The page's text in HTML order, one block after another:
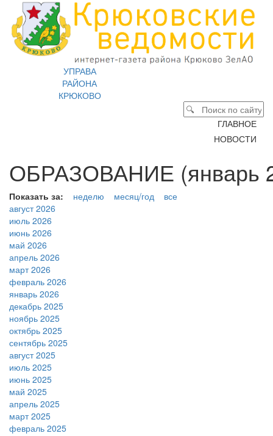
УПРАВА
РАЙОНА
КРЮКОВО
ГЛАВНОЕ
НОВОСТИ
ОБРАЗОВАНИЕ (январь
Показать за: неделю месяц/год
все
август 2026
июль 2026
июнь 2026
май 2026
апрель 2026
март 2026
февраль 2026
январь 2026
декабрь 2025
ноябрь 2025
октябрь 2025
сентябрь 2025
август 2025
июль 2025
июнь 2025
май 2025
апрель 2025
март 2025
февраль 2025